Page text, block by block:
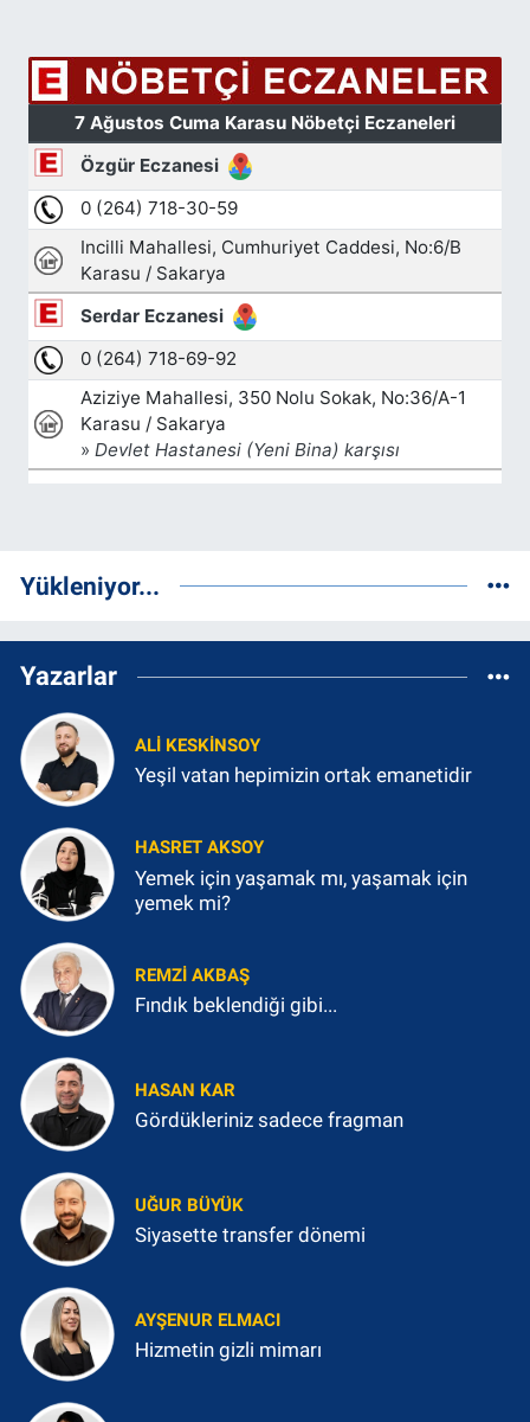
Yükleniyor...
Yazarlar
ALI KESKINSOY
Yeşil vatan hepimizin ortak emanetidir
HASRET AKSOY
Yemek için yaşamak mı, yaşamak için
yemek mi?
REMZI AKBAŞ
Fındık beklendiği gibi...
HASAN KAR
Gördükleriniz sadece fragman
UĞUR BÜYÜK
Siyasette transfer dönemi
AYŞENUR ELMACI
Hizmetin gizli mimarı